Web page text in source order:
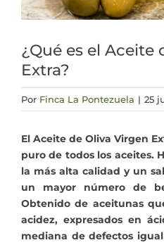
¿Qué es el Aceite
Extra?
Por Finca La Pontezuela | 25
El Aceite de Oliva Virgen
puro de todos los aceites.
la más alta calidad y un
un mayor número de
Obtenido de aceitunas
acidez, expresados en
mediana de defectos